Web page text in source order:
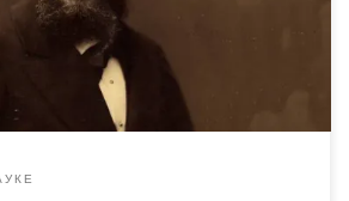
и врачом, лауреатом
А сам Лев, несмотря на слабое